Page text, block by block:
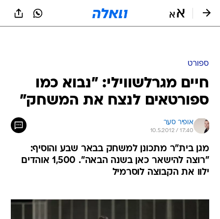
ספורט
חיים מגרלשווילי: "נבוא כמו
ספורטאים לנצח את המשחק"
אופיר סער
10.5.2012 / 17:40
מגן בית"ר מתכונן למשחק בבאר שבע והוסיף:
"רוצה להישאר כאן בשנה הבאה". 1,500 אוהדים
ילוו את הקבוצה לוסרמיל